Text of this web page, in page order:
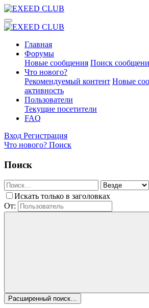
Главная
Форумы
Новые сообщения Поиск
Что нового?
Рекомендуемый контент Новые
активность
Пользователи
Текущие посетители
FAQ
Вход Регистрация
Что нового? Поиск
Поиск
Искать только в заголовках
От:
Расширенный поиск…